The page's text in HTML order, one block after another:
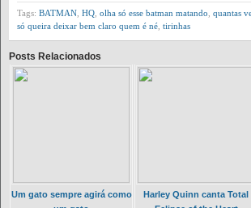
Tags: BATMAN HQ olha só esse batman matando quantas
só queira deixar bem claro quem é né tirinhas
Posts Relacionados
Um gato sempre agirá como
Harley Quinn canta Total